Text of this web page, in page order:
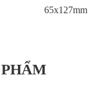
65x127mm